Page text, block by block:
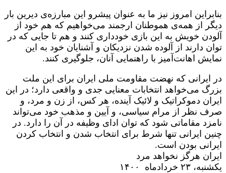
بنابراین امروز نیز ما به عنوان پیشرو این مبارزه‌ی دیرین بار
دیگر از همه‌ی هموطنان ارجمند می‌خواهیم که هم خود از
آلودن خویش به این بازی خودداری کنند و هم تا جایی که در
توان دارند از آلوده شدن نزدیکان و آشنایان خود به این
نمایش اهانت‌آمیز با راهنمایی آنان، جلوگیری کنند.
در ایرانی که نهضت مقاومت ملی ایران برای این ملت
بزرگ می‌خواهد انتخابات معنایی جدی و واقعی دارد؛ در این
ایران دموکراتیک و لائیک آینده، هر کس، از زن و مرد، و
صرف نظر از مرام سیاسی، و آیین و مذهب خود می‌تواند
نامزد مقاماتی شود که توان ادای وظیفه در آن را دارد. در
چنین ایرانی تنها شرط برای انتخاب شدن و انتخاب کردن
ایرانی بودن است.
ایران هرگز نخواهد مرد
یکشنبه، ۲۳ خردادماه ۱۴۰۰